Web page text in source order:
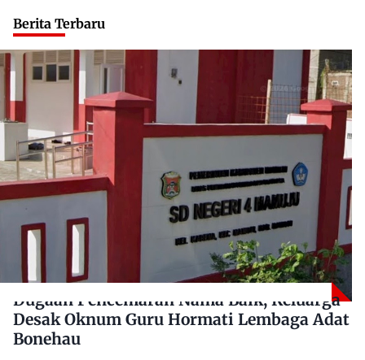
Berita Terbaru
Dugaan Pencemaran Nama Baik, Keluarga
Desak Oknum Guru Hormati Lembaga Adat
Bonehau